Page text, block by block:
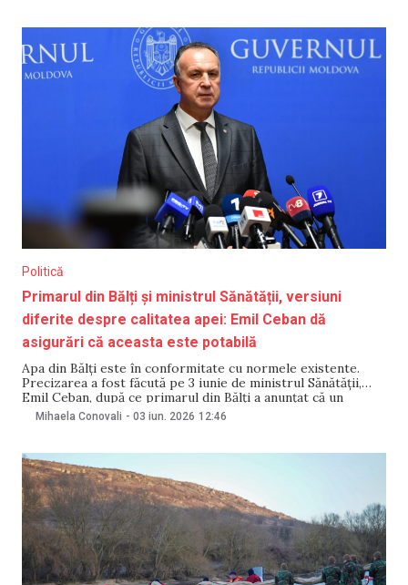
Politică
Primarul din Bălți și ministrul Sănătății, versiuni
diferite despre calitatea apei: Emil Ceban dă
asigurări că aceasta este potabilă
Apa din Bălți este în conformitate cu normele existente.
Precizarea a fost făcută pe 3 iunie de ministrul Sănătății,
Emil Ceban, după ce primarul din Bălți a anunțat că un
laborator din Iași a confirmat prezența bacteriilor și
Mihaela Conovali - 03 iun. 2026 12:46